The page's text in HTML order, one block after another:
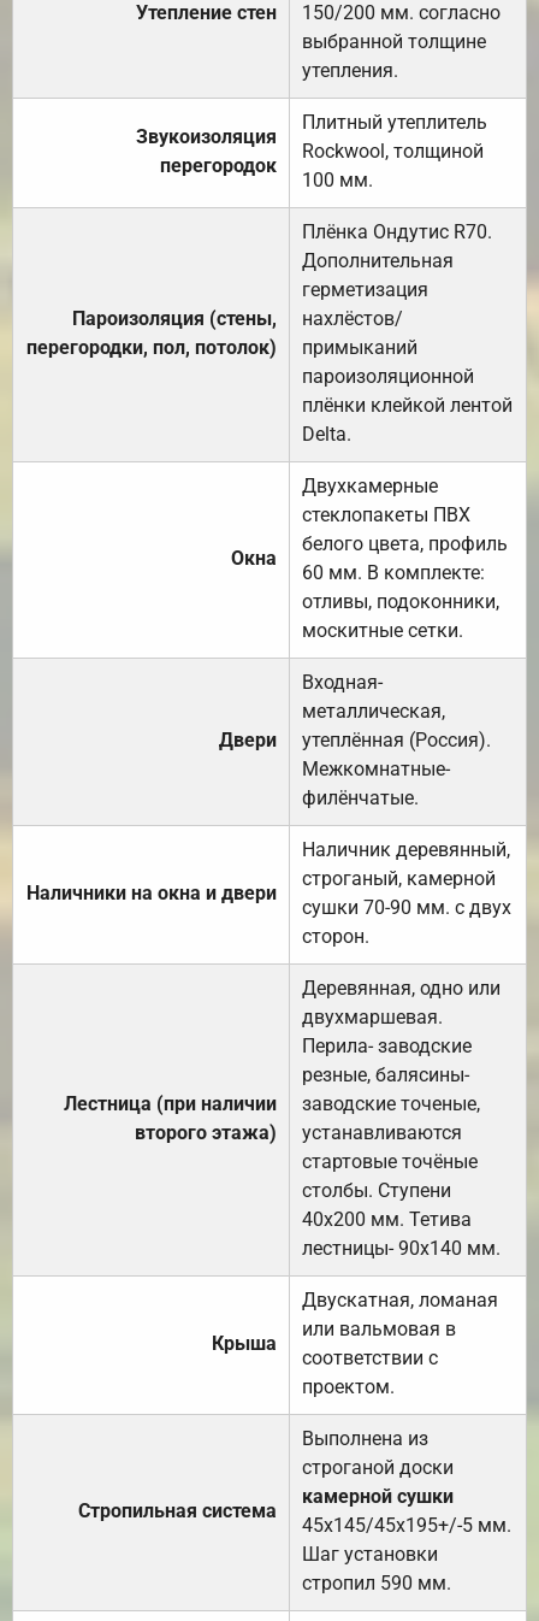
Утепление стен
150/200 мм. согласно
выбранной толщине
утепления.
Звукоизоляция
перегородок
Плитный утеплитель
Rockwool, толщиной
100 мм.
Пароизоляция (стены,
перегородки, пол, потолок)
Плёнка Ондутис R70.
Дополнительная
герметизация
нахлёстов/
примыканий
пароизоляционной
плёнки клейкой лентой
Delta.
Окна
Двухкамерные
стеклопакеты ПВХ
белого цвета, профиль
60 мм. В комплекте:
отливы, подоконники,
москитные сетки.
Двери
Входная-
металлическая,
утеплённая (Россия).
Межкомнатные-
филёнчатые.
Наличники на окна и двери
Наличник деревянный,
строганый, камерной
сушки 70-90 мм. с двух
сторон.
Лестница (при наличии
второго этажа)
Деревянная, одно или
двухмаршевая.
Перила- заводские
резные, балясины-
заводские точеные,
устанавливаются
стартовые точёные
столбы. Ступени
40х200 мм. Тетива
лестницы- 90х140 мм.
Крыша
Двускатная, ломаная
или вальмовая в
соответствии с
проектом.
Стропильная система
Выполнена из
строганой доски
камерной сушки
45х145/45х195+/-5 мм.
Шаг установки
стропил 590 мм.